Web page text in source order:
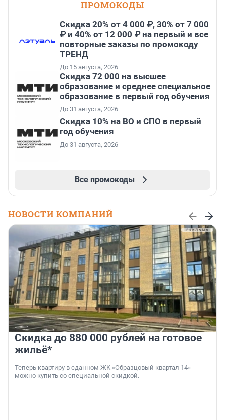
ПРОМОКОДЫ
Скидка 20% от 4 000 ₽, 30% от 7 000
₽ и 40% от 12 000 ₽ на первый и все
повторные заказы по промокоду
ТРЕНД
До 15 августа, 2026
Скидка 72 000 на высшее
образование и среднее специальное
образование в первый год обучения
До 31 августа, 2026
Скидка 10% на ВО и СПО в первый
год обучения
До 31 августа, 2026
Все промокоды
НОВОСТИ КОМПАНИЙ
Скидка до 880 000 рублей на готовое
жильё*
Теперь квартиру в сданном ЖК «Образцовый квартал 14»
можно купить со специальной скидкой.